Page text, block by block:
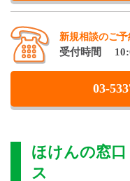
新規相談のご予
受付時間
03-
ほけんの窓
ス